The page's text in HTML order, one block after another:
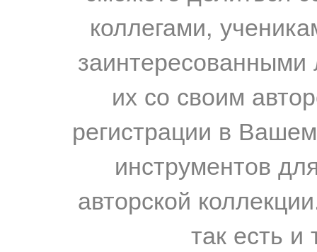
коллегами,
их со своим
регистрации в
инструментов
авторской
так есть и